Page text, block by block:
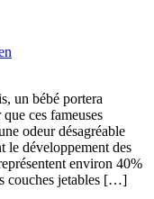
un bébé portera
ces fameuses
odeur désagréable
le développement des
environ 40%
couches jetables […]